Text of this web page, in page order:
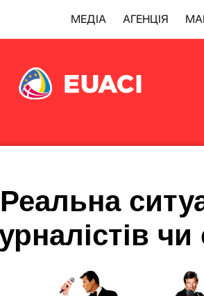
МЕДІА АГЕНЦІЯ
Реальна
чи